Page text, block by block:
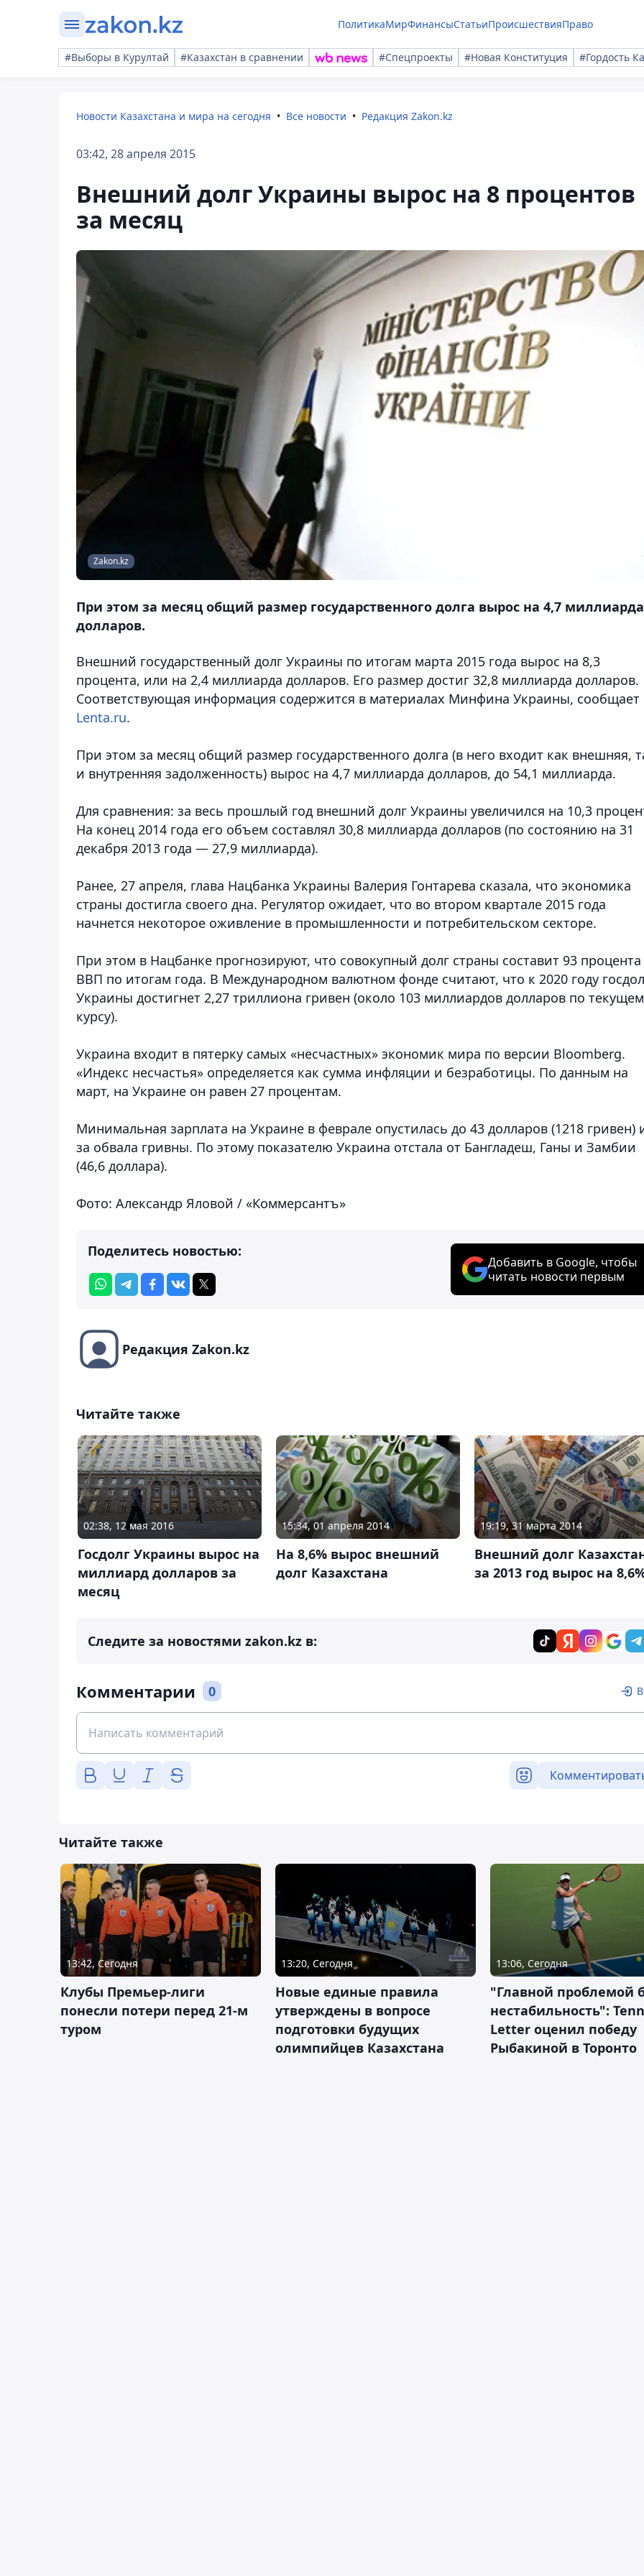
ПолитикаМирФинансыСтатьиПроисшествияПраво
#Выборы в Курултай #Казахстан в сравнении #Спецпроекты #Новая Конституция #Гордость
Новости Казахстана и мира на сегодня Все новости Редакция Zakon.kz
03:42, 28 апреля 2015
Внешний долг Украины вырос на 8 процентов
за месяц
Zakon.kz
При этом за месяц общий размер государственного долга вырос на 4,7 миллиарда
долларов.
Внешний государственный долг Украины по итогам марта 2015 года вырос на 8,3
процента, или на 2,4 миллиарда долларов. Его размер достиг 32,8 миллиарда долларов.
Соответствующая информация содержится в материалах Минфина Украины, сообщает
Lenta.ru.
При этом за месяц общий размер государственного долга (в него входит как внешняя,
и внутренняя задолженность) вырос на 4,7 миллиарда долларов, до 54,1 миллиарда.
Для сравнения: за весь прошлый год внешний долг Украины увеличился на 10,3
На конец 2014 года его объем составлял 30,8 миллиарда долларов (по состоянию на 31
декабря 2013 года — 27,9 миллиарда).
Ранее, 27 апреля, глава Нацбанка Украины Валерия Гонтарева сказала, что экономика
страны достигла своего дна. Регулятор ожидает, что во втором квартале 2015 года
начнется некоторое оживление в промышленности и потребительском секторе.
При этом в Нацбанке прогнозируют, что совокупный долг страны составит 93 процента
ВВП по итогам года. В Международном валютном фонде считают, что к 2020 году
Украины достигнет 2,27 триллиона гривен (около 103 миллиардов долларов по
курсу).
Украина входит в пятерку самых «несчастных» экономик мира по версии Bloomberg.
«Индекс несчастья» определяется как сумма инфляции и безработицы. По данным на
март, на Украине он равен 27 процентам.
Минимальная зарплата на Украине в феврале опустилась до 43 долларов (1218 гривен)
за обвала гривны. По этому показателю Украина отстала от Бангладеш, Ганы и Замбии
(46,6 доллара).
Фото: Александр Яловой / «Коммерсантъ»
Поделитесь новостью:
Добавить в Google, чтобы
читать новости первым
Редакция Zakon.kz
Читайте также
02:38, 12 мая 2016
Госдолг Украины вырос на
миллиард долларов за
месяц
15:34, 01 апреля 2014
На 8,6% вырос внешний
долг Казахстана
19:19, 31 марта 2014
Внешний долг
за 2013 год вырос на
Следите за новостями zakon.kz в:
Комментарии 0
Читайте также
13:42, Сегодня
Клубы Премьер-лиги
понесли потери перед 21-м
туром
13:20, Сегодня
Новые единые правила
утверждены в вопросе
подготовки будущих
олимпийцев Казахстана
13:06, Сегодня
"Главной проблемой
нестабильность":
Letter оценил победу
Рыбакиной в Торонто